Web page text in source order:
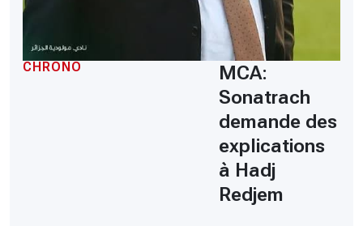
CHRONO
MCA:
Sonatrach
demande des
explications
à Hadj
Redjem